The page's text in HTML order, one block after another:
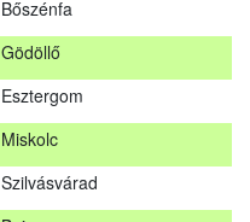
Bőszénfa
Gödöllő
Esztergom
Miskolc
Szilvásvárad
Bocskaikert